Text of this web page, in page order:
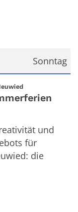
Sonntag
:
und
für
die